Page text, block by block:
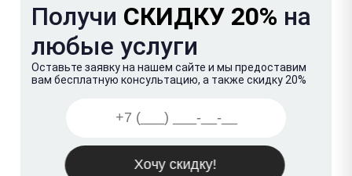
Получи СКИДКУ 20% на
любые услуги
Оставьте заявку на нашем сайте и мы предоставим
вам бесплатную консультацию, а также скидку 20%